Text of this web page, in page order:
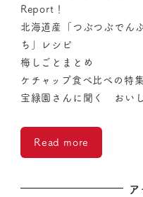
Report！
北海道産「つぶつぶでん
ち」レシピ
梅しごとまとめ
ケチャップ食べ比べの特集
宝緑園さんに聞く おい
Read more